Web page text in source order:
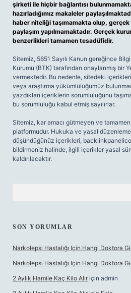
şirketi ile hiçbir bağlantısı
hazırladığımız makaleler
haber niteliği taşımamakta olup,
paylaşım yapılmamaktadır. Gerçek
benzerlikleri tamamen tesadüfidir.
Sitemiz, 5651 Sayılı Kanun gereğince
Kurumu (BTK) tarafından onaylanmış bir
vermektedir. Bu nedenle, sitedeki
veya araştırma yükümlülüğümüz
yazdıkları içeriklerin sorumluluğunu
bu sorumluluğu kabul etmiş sayılırlar.
Sitemiz, kar amacı gütmeyen ve
platformudur. Hukuka ve yasal
düşündüğünüz içerikleri,
bildirmeniz halinde, ilgili içerikler yasal
kaldırılacaktır.
SON YORUMLAR
Narkolepsi Hastalığı Için Hangi Doktora
Narkolepsi Hastalığı Için Hangi Doktora
2 Aylık Hamile Kaç Kilo Alır için admin